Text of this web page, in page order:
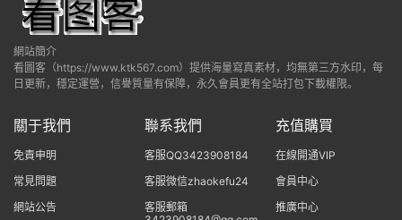
網站簡介
看圖客（https://www.ktk567.com）提供海量寫真素材，均無第三方水印，每
日更新，穩定運營，信譽質量有保障，永久會員更有全站打包下載權限。
關于我們
免責申明
常見問題
網站公告
聯系我們
客服QQ3423908184
客服微信zhaokefu24
客服郵箱
充值購買
在線開通VIP
會員中心
推廣中心